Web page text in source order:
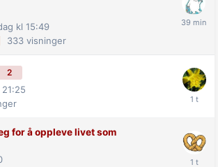
kl 15:49
333 visninger
2
for å oppleve livet som